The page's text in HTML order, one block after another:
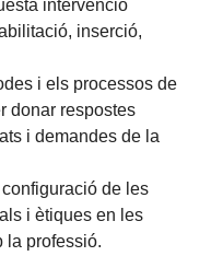
intervenció
inserció,
i els processos de
donar respostes
i demandes de la
de les
i ètiques en les
la professió.